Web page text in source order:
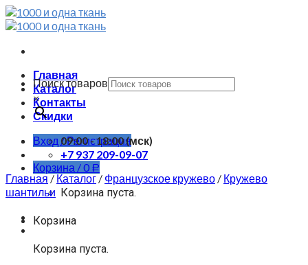
Skip
to
Главная
Каталог
Контакты
Скидки
Вход / Регистрация
Корзина /0 Р
Корзина пуста.
Корзина
Корзина пуста.
Поиск товаров
×
09:00 - 18:00 (мск)
+7 937 209-09-07
Главная/Каталог/ Французское кружево / Кружево
шантильи